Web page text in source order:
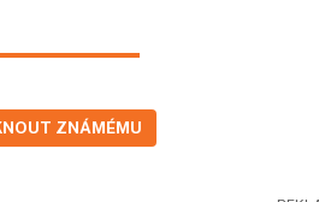
ZNÁMÉMU